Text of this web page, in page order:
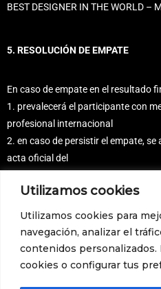
Utilizamos cookies
Utilizamos cookies para
navegación, analizar el
contenidos personalizados.
cookies o configurar tus
BEST DESIGNER IN THE WORLD –
5. RESOLUCIÓN DE EMPATE
En caso de empate en el resultado
1. prevalecerá el participante con
profesional internacional
2. en caso de persistir el empate, se
acta oficial del
6. DISPOSICIÓN FINAL
La participación en MODAVISION®